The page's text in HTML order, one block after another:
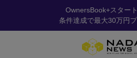
OwnersBook+スター
条件達成で最大30万円